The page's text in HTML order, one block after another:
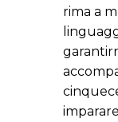
rima a